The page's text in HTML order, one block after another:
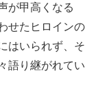
が甲高くなる
せたヒロインの
はいられず、そ
語り継がれてい